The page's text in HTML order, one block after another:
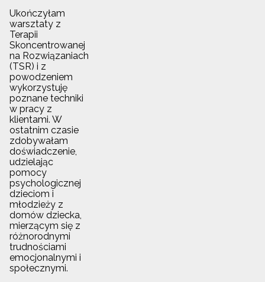
Ukończyłam
warsztaty z
Terapii
Skoncentrowanej
na Rozwiązaniach
(TSR) i z
powodzeniem
wykorzystuję
poznane techniki
w pracy z
klientami. W
ostatnim czasie
zdobywałam
doświadczenie,
udzielając
pomocy
psychologicznej
dzieciom i
młodzieży z
domów dziecka,
mierzącym się z
różnorodnymi
trudnościami
emocjonalnymi i
społecznymi.